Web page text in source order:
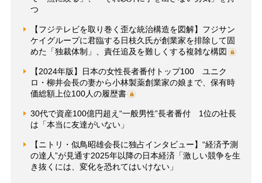
つ
【フジテレビを取り巻く歪な統治構造を図解】フジサン
ケイグループに君臨する日枝久氏が創業家を排除して固
めた「独裁体制」、責任追及を難しくする複雑な構図
【2024年版】日本の女性長者番付トップ100 ユニク
ロ・柳井会長の妻から小林製薬創業家の娘まで、保有時
価総額上位100人の履歴書
30代で資産100億円超え“一般男性”長者番付 1位の社長
は「本当に友達がいない」
【ニトリ・似鳥昭雄会長に独占インタビュー】“経済予測
の達人”が見通す2025年以降の日本経済「激しい競争を生
き抜くには、変化を恐れてはいけない」